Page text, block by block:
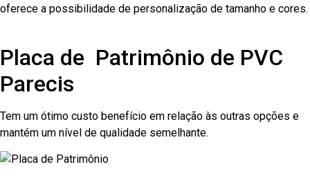
oferece a possibilidade de personalização de tamanho e cores.
Placa de Patrimônio de PVC
Parecis
Tem um ótimo custo benefício em relação às outras opções e
mantém um nível de qualidade semelhante.